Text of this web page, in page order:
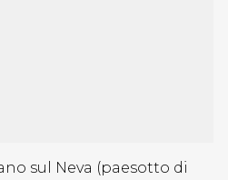
sul Neva (paesotto di